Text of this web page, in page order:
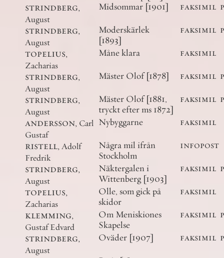
strindberg,
August
Midsommar [1901] faksimil
strindberg,
August
Moderskärlek
[1893]
faksimil
topelius,
Zacharias
Måne klara faksimil
strindberg,
August
Mäster Olof [1878] faksimil
strindberg,
August
Mäster Olof [1881,
tryckt efter ms 1872]
faksimil
andersson, Carl
Gustaf
Nybyggarne faksimil
ristell,Adolf
Fredrik
Några mil ifrån
Stockholm
infopost
strindberg,
August
Näktergalen i
Wittenberg [1903]
faksimil
topelius,
Zacharias
Olle, som gick på
skidor
faksimil
klemming,
Gustaf Edvard
Om Meniskiones
Skapelse
faksimil
strindberg,
August
Oväder [1907] faksimil